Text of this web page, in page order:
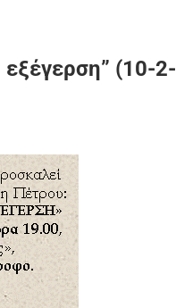
εξέγερση” (10-2-